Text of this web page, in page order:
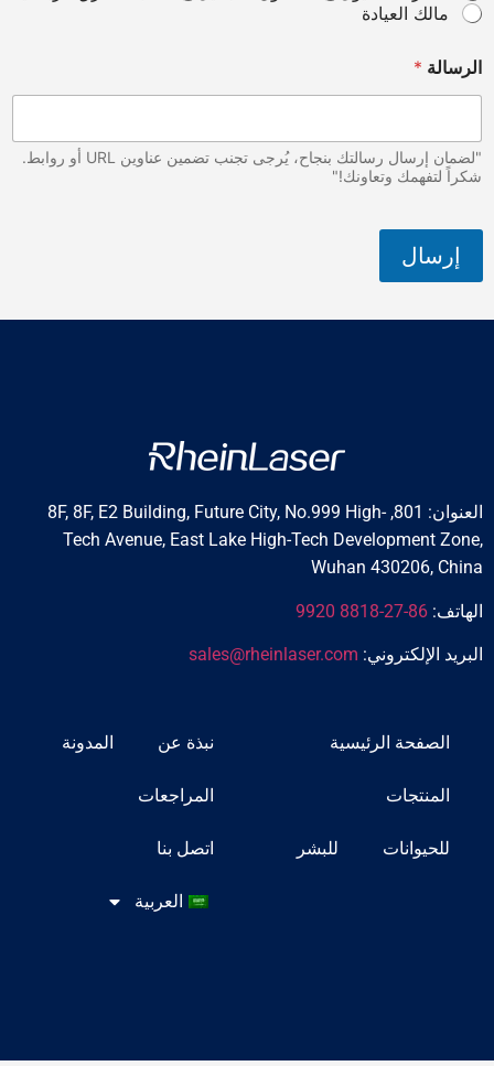
ا
ا
ب
ي
أ
مالك العيادة
الرسالة *
"لضمان إرسال رسالتك بنجاح، يُرجى تجنب تضمين عناوين URL أو روابط.
شكراً لتفهمك وتعاونك!"
إرسال
العنوان: 801, 8F, 8F, E2 Building, Future City, No.999 High-
Tech Avenue, East Lake High-Tech Development Zone,
Wuhan 430206, China
الهاتف: 86-27-8818 9920
البريد الإلكتروني: sales@rheinlaser.com
الصفحة الرئيسية
المنتجات
للحيوانات للبشر
نبذة عن المدونة
المراجعات
اتصل بنا
العربية